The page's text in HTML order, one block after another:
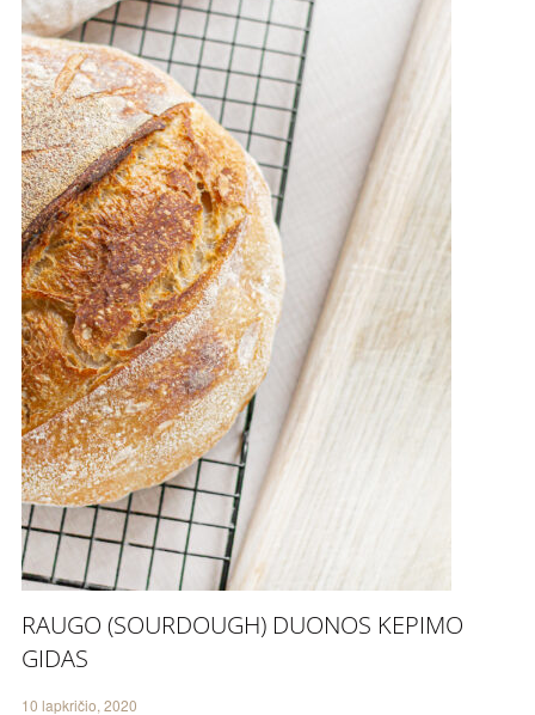
RAUGO (SOURDOUGH) DUONOS KEPIMO
GIDAS
10 lapkričio, 2020